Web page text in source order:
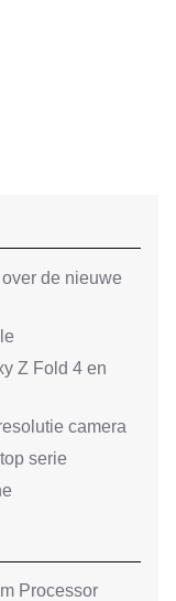
de nieuwe
Z Fold 4 en
camera
serie
Processor